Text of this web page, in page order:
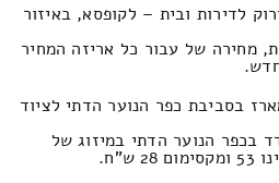
לדירות ובית – לקופסא, באיזור
מחירה של עבור כל אריזה המחיר
בסביבת כפר הנוער הדתי לציוד
בכפר הנוער הדתי במיזוג של